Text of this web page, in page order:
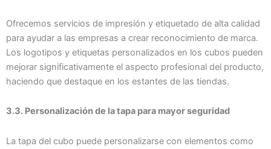
Ofrecemos servicios de impresión y etiquetado de alta calidad
para ayudar a las empresas a crear reconocimiento de marca.
Los logotipos y etiquetas personalizados en los cubos pueden
mejorar significativamente el aspecto profesional del producto,
haciendo que destaque en los estantes de las tiendas.
3.3. Personalización de la tapa para mayor seguridad
La tapa del cubo puede personalizarse con elementos como